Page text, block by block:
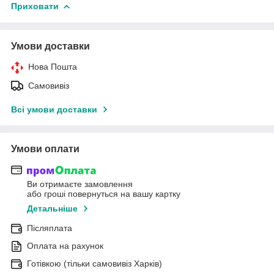
Приховати
Умови доставки
Нова Пошта
Самовивіз
Всі умови доставки
Умови оплати
Ви отримаєте замовлення
або гроші повернуться на вашу картку
Детальніше
Післяплата
Оплата на рахунок
Готівкою (тільки самовивіз Харків)